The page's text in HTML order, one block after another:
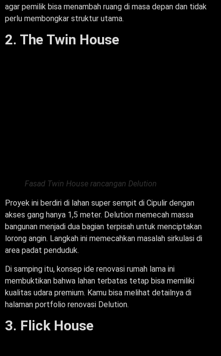
agar pemilik bisa menambah ruang di masa depan dan tidak
perlu membongkar struktur utama.
2. The Twin House
Fasad Twin House rancangan Delution
Proyek ini berdiri di lahan super sempit di Cipulir dengan
akses gang hanya 1,5 meter. Delution memecah massa
bangunan menjadi dua bagian terpisah untuk menciptakan
lorong angin. Langkah ini memecahkan masalah sirkulasi di
area padat penduduk.
Di samping itu, konsep ide renovasi rumah lama ini
membuktikan bahwa lahan terbatas tetap bisa memiliki
kualitas udara premium. Kamu bisa melihat detailnya di
halaman portfolio renovasi Delution.
3. Flick House